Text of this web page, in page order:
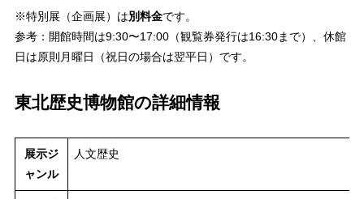
※特別展（企画展）は別料金です。
参考：開館時間は9:30〜17:00（観覧券発行は16:30まで）、休館
日は原則月曜日（祝日の場合は翌平日）です。
東北歴史博物館の詳細情報
展示ジ
ャンル
人文歴史